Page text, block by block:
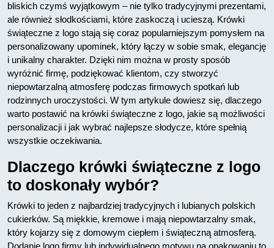
bliskich czymś wyjątkowym – nie tylko tradycyjnymi prezentami,
ale również słodkościami, które zaskoczą i ucieszą. Krówki
świąteczne z logo stają się coraz popularniejszym pomysłem na
personalizowany upominek, który łączy w sobie smak, elegancję
i unikalny charakter. Dzięki nim można w prosty sposób
wyróżnić firmę, podziękować klientom, czy stworzyć
niepowtarzalną atmosferę podczas firmowych spotkań lub
rodzinnych uroczystości. W tym artykule dowiesz się, dlaczego
warto postawić na krówki świąteczne z logo, jakie są możliwości
personalizacji i jak wybrać najlepsze słodycze, które spełnią
wszystkie oczekiwania.
Dlaczego krówki świąteczne z logo
to doskonały wybór?
Krówki to jeden z najbardziej tradycyjnych i lubianych polskich
cukierków. Są miękkie, kremowe i mają niepowtarzalny smak,
który kojarzy się z domowym ciepłem i świąteczną atmosferą.
Dodanie logo firmy lub indywidualnego motywu na opakowaniu to